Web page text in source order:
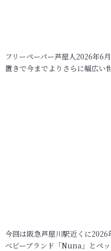
フリーペーパー芦屋人2026年6
置きで今までよりさらに幅広い
今回は阪急芦屋川駅近くに
ベビーブランド「Nuna」とペ